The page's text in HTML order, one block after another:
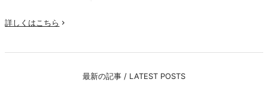
詳しくはこちら 
最新の記事 / LATEST POSTS